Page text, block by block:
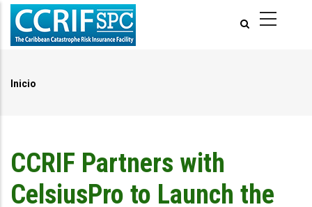
Pasar
contenido
Inicio
CCRIF Partners with
CelsiusPro to Launch the